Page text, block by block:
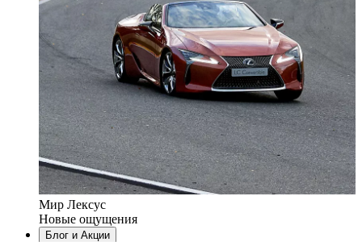
Мир Лексус
Новые ощущения
Блог и Акции